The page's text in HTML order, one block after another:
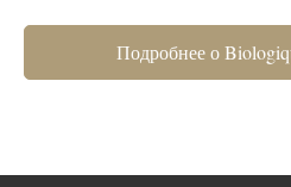
Подробнее о